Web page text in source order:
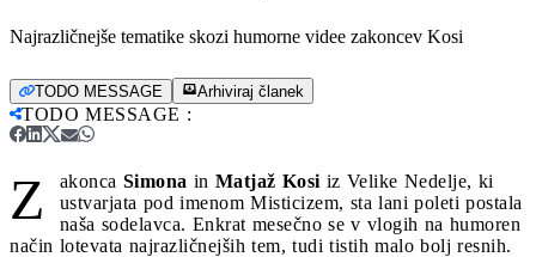
Najrazličnejše tematike skozi humorne videe zakoncev Kosi
TODO MESSAGE Arhiviraj članek
TODO MESSAGE :
Z akonca Simona in Matjaž Kosi iz Velike Nedelje, ki
ustvarjata pod imenom Misticizem, sta lani poleti postala
naša sodelavca. Enkrat mesečno se v vlogih na humoren
način lotevata najrazličnejših tem, tudi tistih malo bolj resnih.